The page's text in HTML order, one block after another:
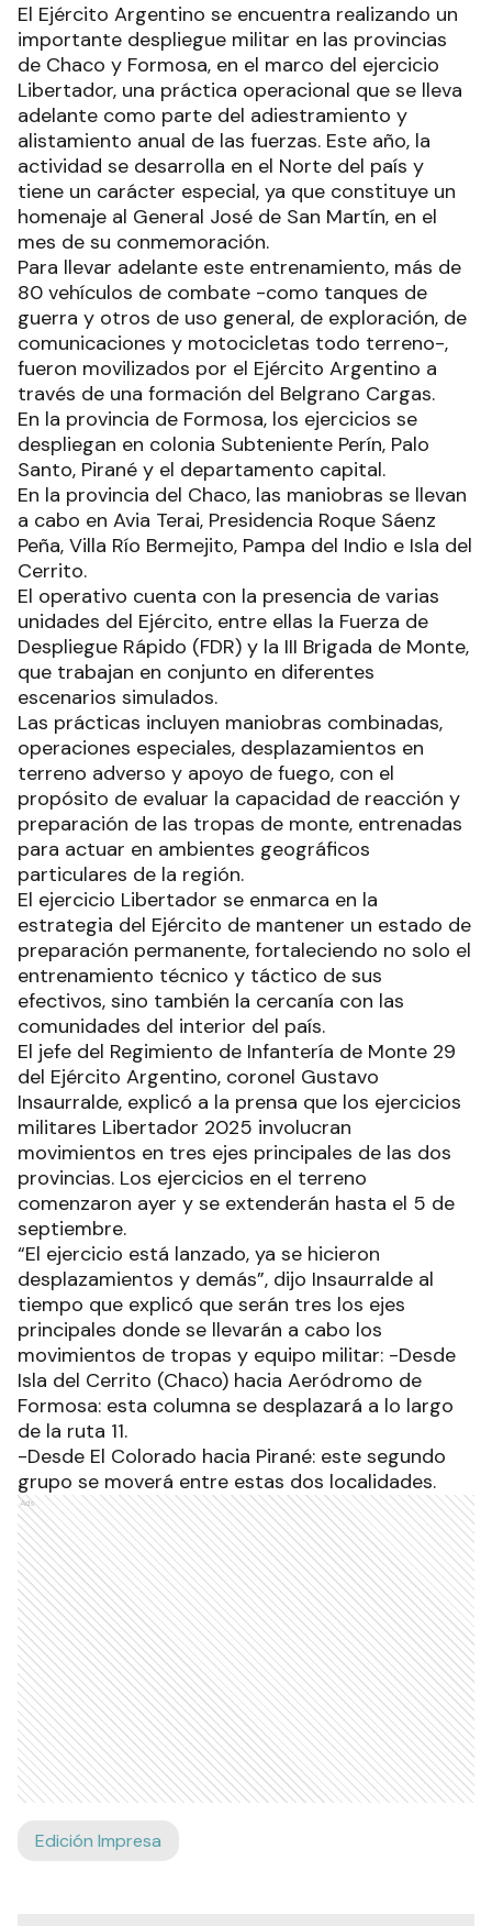
El Ejército Argentino se encuentra realizando un
importante despliegue militar en las provincias
de Chaco y Formosa, en el marco del ejercicio
Libertador, una práctica operacional que se lleva
adelante como parte del adiestramiento y
alistamiento anual de las fuerzas. Este año, la
actividad se desarrolla en el Norte del país y
tiene un carácter especial, ya que constituye un
homenaje al General José de San Martín, en el
mes de su conmemoración.
Para llevar adelante este entrenamiento, más de
80 vehículos de combate -como tanques de
guerra y otros de uso general, de exploración, de
comunicaciones y motocicletas todo terreno-,
fueron movilizados por el Ejército Argentino a
través de una formación del Belgrano Cargas.
En la provincia de Formosa, los ejercicios se
despliegan en colonia Subteniente Perín, Palo
Santo, Pirané y el departamento capital.
En la provincia del Chaco, las maniobras se llevan
a cabo en Avia Terai, Presidencia Roque Sáenz
Peña, Villa Río Bermejito, Pampa del Indio e Isla del
Cerrito.
El operativo cuenta con la presencia de varias
unidades del Ejército, entre ellas la Fuerza de
Despliegue Rápido (FDR) y la III Brigada de Monte,
que trabajan en conjunto en diferentes
escenarios simulados.
Las prácticas incluyen maniobras combinadas,
operaciones especiales, desplazamientos en
terreno adverso y apoyo de fuego, con el
propósito de evaluar la capacidad de reacción y
preparación de las tropas de monte, entrenadas
para actuar en ambientes geográficos
particulares de la región.
El ejercicio Libertador se enmarca en la
estrategia del Ejército de mantener un estado de
preparación permanente, fortaleciendo no solo el
entrenamiento técnico y táctico de sus
efectivos, sino también la cercanía con las
comunidades del interior del país.
El jefe del Regimiento de Infantería de Monte 29
del Ejército Argentino, coronel Gustavo
Insaurralde, explicó a la prensa que los ejercicios
militares Libertador 2025 involucran
movimientos en tres ejes principales de las dos
provincias. Los ejercicios en el terreno
comenzaron ayer y se extenderán hasta el 5 de
septiembre.
“El ejercicio está lanzado, ya se hicieron
desplazamientos y demás”, dijo Insaurralde al
tiempo que explicó que serán tres los ejes
principales donde se llevarán a cabo los
movimientos de tropas y equipo militar: -Desde
Isla del Cerrito (Chaco) hacia Aeródromo de
Formosa: esta columna se desplazará a lo largo
de la ruta 11.
-Desde El Colorado hacia Pirané: este segundo
grupo se moverá entre estas dos localidades.
Ads
Edición Impresa